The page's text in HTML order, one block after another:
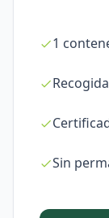
1
Sin